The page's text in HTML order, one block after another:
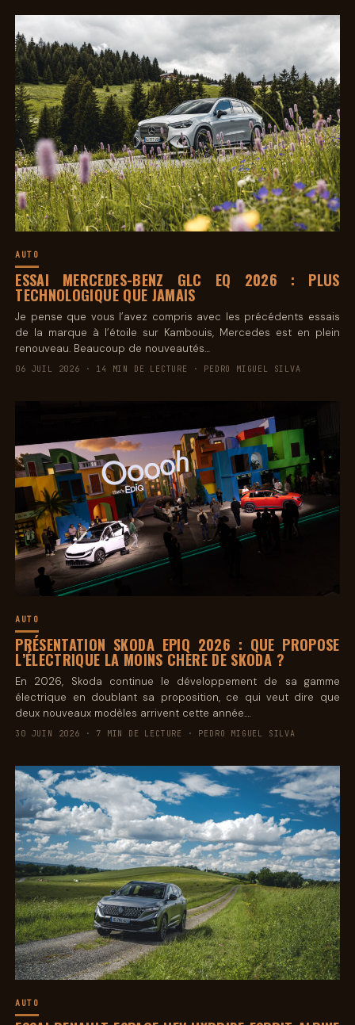
AUTO
ESSAI MERCEDES-BENZ GLC EQ 2026 : PLUS
TECHNOLOGIQUE QUE JAMAIS
Je pense que vous l’avez compris avec les précédents essais
de la marque à l’étoile sur Kambouis, Mercedes est en plein
renouveau. Beaucoup de nouveautés…
06 JUIL 2026 · 14 MIN DE LECTURE · PEDRO MIGUEL SILVA
AUTO
PRÉSENTATION SKODA EPIQ 2026 : QUE PROPOSE
L’ÉLECTRIQUE LA MOINS CHÈRE DE SKODA ?
En 2026, Skoda continue le développement de sa gamme
électrique en doublant sa proposition, ce qui veut dire que
deux nouveaux modèles arrivent cette année.…
30 JUIN 2026 · 7 MIN DE LECTURE · PEDRO MIGUEL SILVA
AUTO